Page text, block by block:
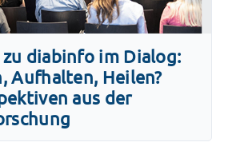
diabinfo im Dialog:
Aufhalten, Heilen?
aus der